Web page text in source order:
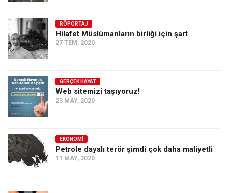
RÖPORTAJ
Hilafet Müslümanların birliği için şart
27 TEM, 2020
GERÇEK HAYAT
Web sitemizi taşıyoruz!
23 MAY, 2020
EKONOMI
Petrole dayalı terör şimdi çok daha maliyetli
11 MAY, 2020